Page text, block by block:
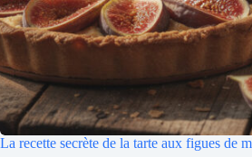
La recette secrète de la tarte aux figues de